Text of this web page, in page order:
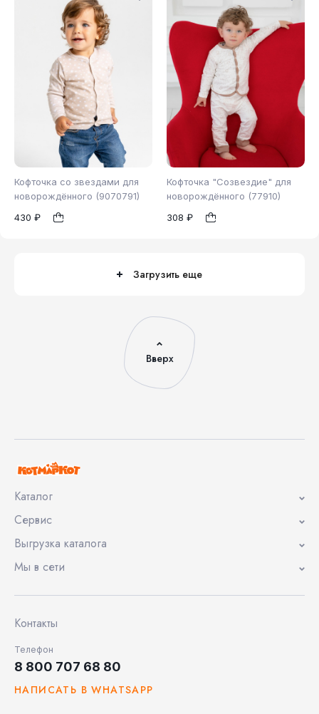
Кофточка со звездами для
новорождённого (9070791)
430 ₽
86
Кофточка "Созвездие" для
новорождённого (77910)
308 ₽
62
Загрузить еще
Вверх
Каталог
Сервис
Выгрузка каталога
Мы в сети
Контакты
Телефон
8 800 707 68 80
НАПИСАТЬ В WHATSAPP